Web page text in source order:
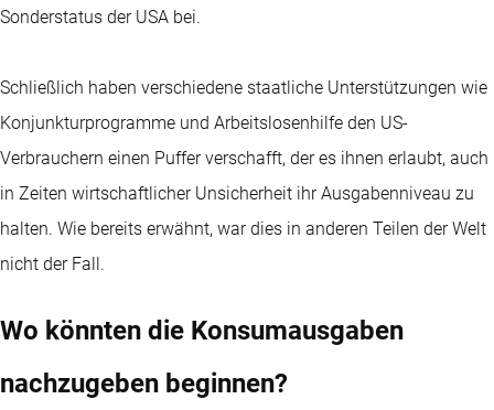
Sonderstatus der USA bei.
Schließlich haben verschiedene staatliche Unterstützungen wie
Konjunkturprogramme und Arbeitslosenhilfe den US-
Verbrauchern einen Puffer verschafft, der es ihnen erlaubt, auch
in Zeiten wirtschaftlicher Unsicherheit ihr Ausgabenniveau zu
halten. Wie bereits erwähnt, war dies in anderen Teilen der Welt
nicht der Fall.
Wo könnten die Konsumausgaben
nachzugeben beginnen?